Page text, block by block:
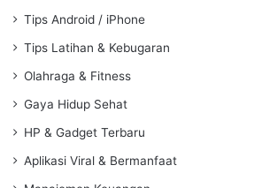
Tips Android / iPhone
Tips Latihan & Kebugaran
Olahraga & Fitness
Gaya Hidup Sehat
HP & Gadget Terbaru
Aplikasi Viral & Bermanfaat